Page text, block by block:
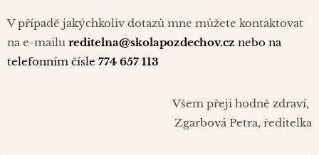
V případě jakýchkoliv dotazů mne můžete kontaktovat
na e-mailu reditelna@skolapozdechov.cz nebo na
telefonním čísle 774 657 113
Všem přeji hodně zdraví,
Zgarbová Petra, ředitelka